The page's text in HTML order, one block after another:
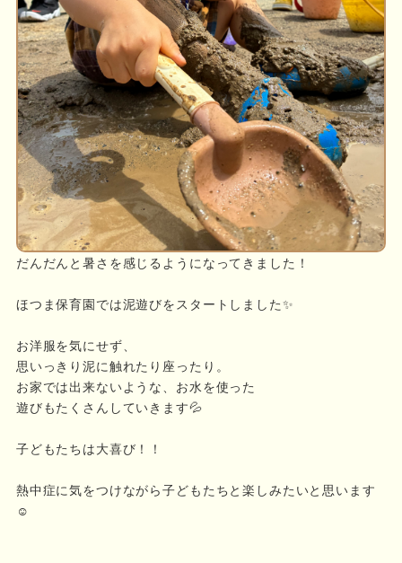
だんだんと暑さを感じるようになってきました！
ほつま保育園では泥遊びをスタートしました✨
お洋服を気にせず、
思いっきり泥に触れたり座ったり。
お家では出来ないような、お水を使った
遊びもたくさんしていきます💦
子どもたちは大喜び！！
熱中症に気をつけながら子どもたちと楽しみたいと思います
☺️